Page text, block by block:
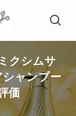
クシムサ
ャンプー
価